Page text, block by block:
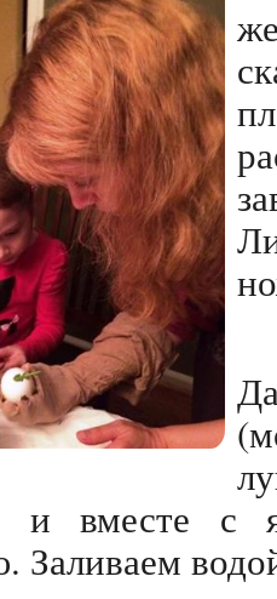
и вместе с
Заливаем